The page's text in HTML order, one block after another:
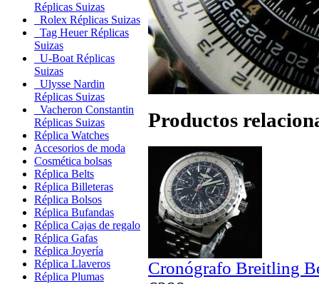
Réplicas Suizas
Rolex Réplicas Suizas
Tag Heuer Réplicas
Suizas
U-Boat Réplicas
Suizas
Ulysse Nardin
Réplicas Suizas
Vacheron Constantin
Réplicas Suizas
Réplica Watches
Accesorios de moda
Cosmética bolsas
Réplica Belts
Réplica Billeteras
Réplica Bolsos
Réplica Bufandas
Réplica Cajas de regalo
Réplica Gafas
Réplica Joyería
Réplica Llaveros
Réplica Plumas
Productos
Cronógrafo Breitling